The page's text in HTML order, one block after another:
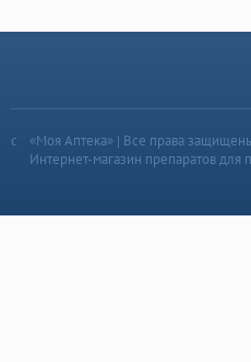
«Моя Аптека» | Все права
Интернет-магазин препаратов